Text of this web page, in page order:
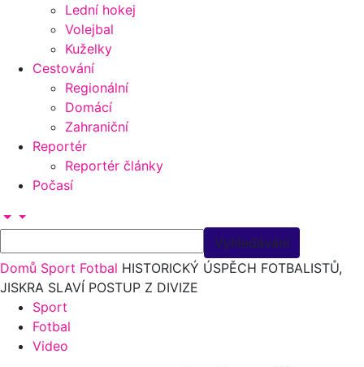
Lední hokej
Volejbal
Kuželky
Cestování
Regionální
Domácí
Zahraniční
Reportér
Reportér články
Počasí
Domů Sport Fotbal HISTORICKÝ ÚSPĚCH FOTBALISTŮ,
JISKRA SLAVÍ POSTUP Z DIVIZE
Sport
Fotbal
Video